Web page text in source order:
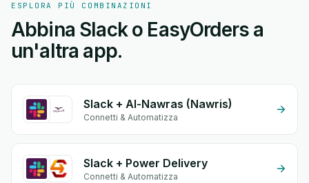
ESPLORA PIÙ COMBINAZIONI
Abbina Slack o EasyOrders a
un'altra app.
Slack + Al-Nawras (Nawris)
Connetti & Automatizza
Slack + Power Delivery
Connetti & Automatizza